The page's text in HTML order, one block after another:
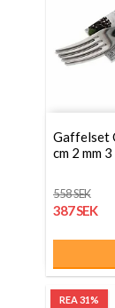
Gaffelset
cm 2 mm
558 SEK
387 SEK
REA 31%